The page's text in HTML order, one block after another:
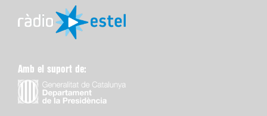
Amb el suport de: